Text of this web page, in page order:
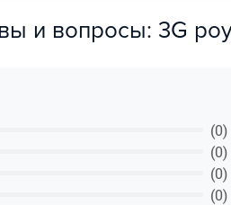
и вопросы: 3G
(0)
(0)
(0)
(0)